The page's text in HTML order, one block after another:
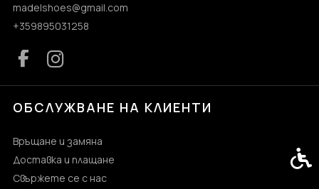
madelshoes@gmail.com
+359895031258
ОБСЛУЖВАНЕ НА КЛИЕНТИ
Връщане и замяна
Доставка и плащане
Свържете се с нас